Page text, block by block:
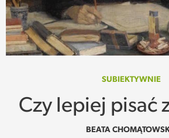
SUBIEKTYWNIE
SPOTKANIE
REKOMENDACJE
SUBIEKTYWNIE
Czy lepiej pisać
BEATA